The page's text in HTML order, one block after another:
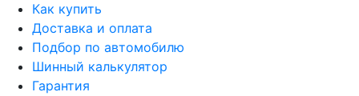
Как купить
Доставка и оплата
Подбор по автомобилю
Шинный калькулятор
Гарантия